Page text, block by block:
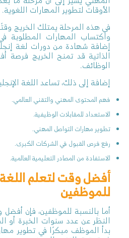
الأوقات لتطوير المهارات اللغوية.
في هذه المرحلة يمتلك الخريج
واكتساب المهارات
إضافة شهادة من دورات لغة
الذاتية قد تمنح الخريج فرصة
الوظائف.
إضافة إلى ذلك، تساعد اللغة
فهم المحتوى المهني والتقني العالمي.
الاستعداد للمقابلات الوظيفية.
تطوير مهارات التواصل المهني.
رفع فرص القبول في الشركات الكبرى.
الاستفادة من المصادر التعليمية العالمية.
أفضل وقت لتعلم اللغة
للموظفين
أما بالنسبة للموظفين، فإن
النظر عن عدد سنوات الخبرة أو
بدأ الموظف مبكرًا في تطوير